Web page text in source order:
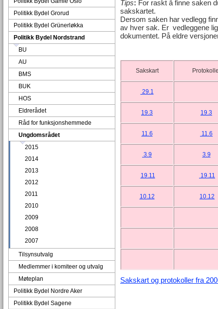
Politikk Bydel Grorud
Politikk Bydel Grünerløkka
Politikk Bydel Nordstrand
BU
AU
BMS
BUK
HOS
Eldrerådet
Råd for funksjonshemmede
Ungdomsrådet
2015
2014
2013
2012
2011
2010
2009
2008
2007
Tilsynsutvalg
Medlemmer i komiteer og utvalg
Møteplan
Politikk Bydel Nordre Aker
Politikk Bydel Sagene
Tips: For raskt å finne saken
sakskartet.
Dersom saken har vedlegg
av hver sak. Er vedleggene
dokumentet. På eldre
Sakskart
29.1
19.3 19.3
11.6 11.6
3.9 3.9
19.11 19.11
10.12 10.12
Sakskart og protokoller fra